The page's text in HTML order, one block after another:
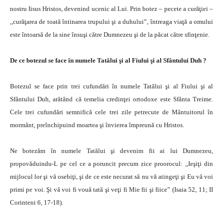
nostru Iisus Hristos, devenind ucenic al Lui. Prin botez – pecete a curăţiei –
,,curăţarea de toată întinarea trupului şi a duhului”, întreaga viaţă a omului
este întoarsă de la sine însuşi către Dumnezeu şi de la păcat către sfinţenie.
De ce botezul se face în numele Tatălui şi al Fiului şi al Sfântului Duh ?
Botezul se face prin trei cufundări în numele Tatălui şi al Fiului şi al
Sfântului Duh, arătând că temelia credinţei ortodoxe este Sfânta Treime.
Cele trei cufundări semnifică cele trei zile petrecute de Mântuitorul în
mormânt, preînchipuind moartea şi învierea împreună cu Hristos.
Ne botezăm în numele Tatălui şi devenim fii ai lui Dumnezeu,
propovăduindu-L pe cel ce a poruncit precum zice proorocul: ,,Ieşiţi din
mijlocul lor şi vă osebiţi, şi de ce este necurat să nu vă atingeţi şi Eu vă voi
primi pe voi. Şi vă voi fi vouă tată şi veţi fi Mie fii şi fiice” (Isaia 52, 11; II
Corinteni 6, 17-18).